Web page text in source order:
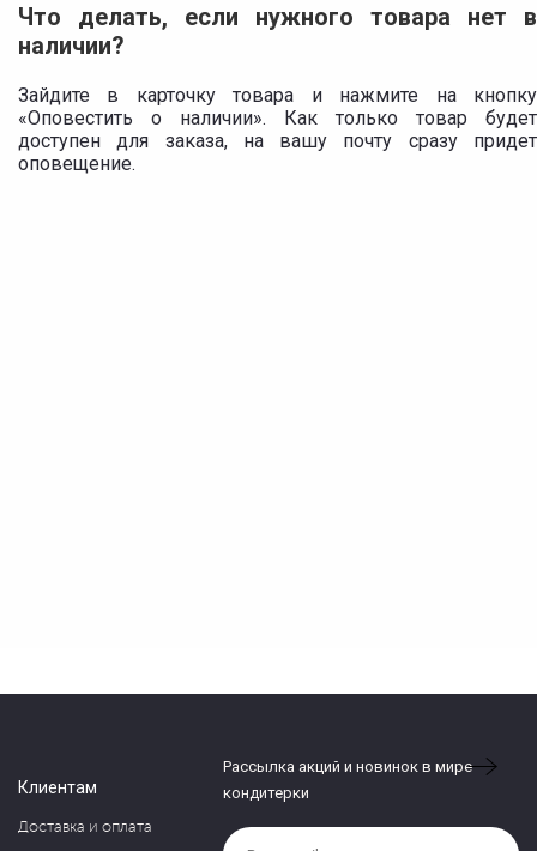
Что делать, если нужного товара нет в
наличии?
Зайдите в карточку товара и нажмите на кнопку
«Оповестить о наличии». Как только товар будет
доступен для заказа, на вашу почту сразу придет
оповещение.
Клиентам
Доставка и оплата
Рассылка акций и новинок в мире
кондитерки